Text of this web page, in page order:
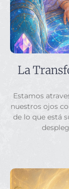
La
Estamos
nuestros ojos
de lo que está